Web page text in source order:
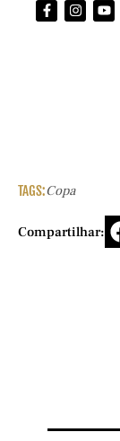
TAGS:Copa
Compartilhar: